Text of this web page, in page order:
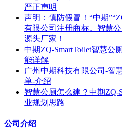
严正声明
声明：慎防假冒！“中期
有限公司注册商标。智慧
源头厂家！
中期ZQ-SmartToilet智慧公
能详解
广州中期科技有限公司-智
单-介绍
智慧公厕怎么建？中期ZQ-
业规划思路
公司介绍